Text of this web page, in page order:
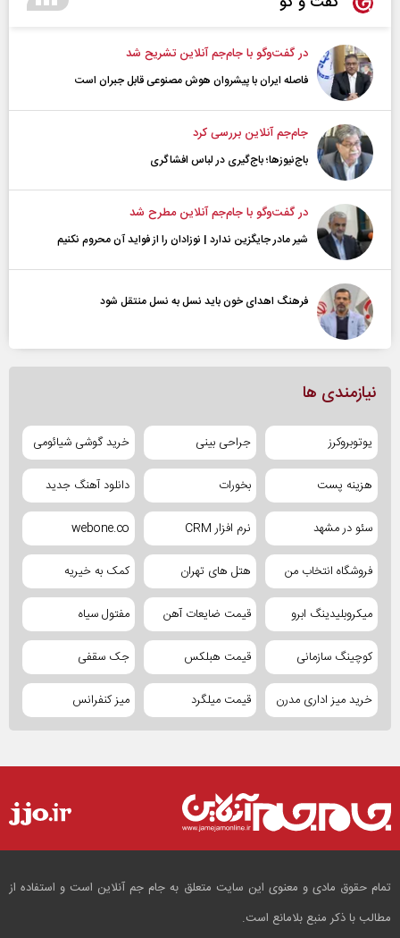
در گفت‌و‌گو با جام‌جم آنلاین تشریح شد
فاصله ایران با پیشرو‌ان هوش مصنوعی قابل جبران است
جام‌جم آنلاین بررسی کرد
باج‌نیوزها؛ باج‌گیری در لباس افشاگری
در گفت‌و‌گو با جام‌جم آنلاین مطرح شد
شیر مادر جایگزین ندارد | نوزادان را از فواید آن محروم نکنیم
فرهنگ اهدای خون باید نسل به نسل منتقل شود
نیازمندی ها
یوتوبروکرز جراحی بینی خرید گوشی شیائومی
هزینه پست بخورات دانلود آهنگ جدید
سئو در مشهد نرم افزار CRM webone.co
فروشگاه انتخاب من هتل های تهران کمک به خیریه
میکروبلیدینگ ابرو قیمت ضایعات آهن مفتول سیاه
کوچینگ سازمانی قیمت هبلکس جک سقفی
خرید میز اداری مدرن قیمت میلگرد میز کنفرانس
تمام حقوق مادی و معنوی این سایت متعلق به جام جم آنلاین است و استفاده از
مطالب با ذکر منبع بلامانع است.